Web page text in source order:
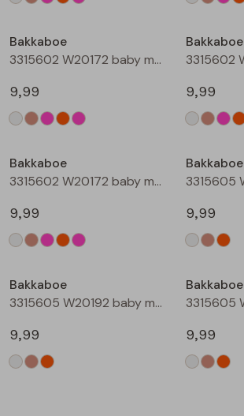
Bakkaboe
3315602 W20172 baby meisjes T-shirt lm Rose
9,99
Bakkaboe
9,99
Bakkaboe
3315602 W20172 baby meisjes T-shirt lm Rose
9,99
Bakkaboe
9,99
Bakkaboe
3315605 W20192 baby meisjes T-shirt lm Taupe
9,99
Bakkaboe
9,99